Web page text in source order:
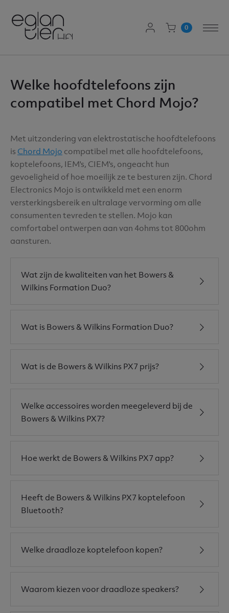
AANMELDEN
WINKELWAGEN
0
Welke hoofdtelefoons zijn
compatibel met Chord Mojo?
Met uitzondering van elektrostatische hoofdtelefoons
is Chord Mojo compatibel met alle hoofdtelefoons,
koptelefoons, IEM's, CIEM's, ongeacht hun
gevoeligheid of hoe moeilijk ze te besturen zijn. Chord
Electronics Mojo is ontwikkeld met een enorm
versterkingsbereik en ultralage vervorming om alle
consumenten tevreden te stellen. Mojo kan
comfortabel ontwerpen aan van 4ohms tot 800ohm
aansturen.
Wat zijn de kwaliteiten van het Bowers &
Wilkins Formation Duo?
Wat is Bowers & Wilkins Formation Duo?
Wat is de Bowers & Wilkins PX7 prijs?
Welke accessoires worden meegeleverd bij de
Bowers & Wilkins PX7?
Hoe werkt de Bowers & Wilkins PX7 app?
Heeft de Bowers & Wilkins PX7 koptelefoon
Bluetooth?
Welke draadloze koptelefoon kopen?
Waarom kiezen voor draadloze speakers?